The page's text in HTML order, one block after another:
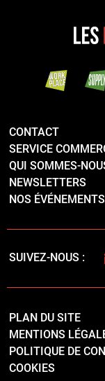
SUIVEZ-NOUS :
PLAN DU SITE
MENTIONS
POLITIQUE DE
COOKIES